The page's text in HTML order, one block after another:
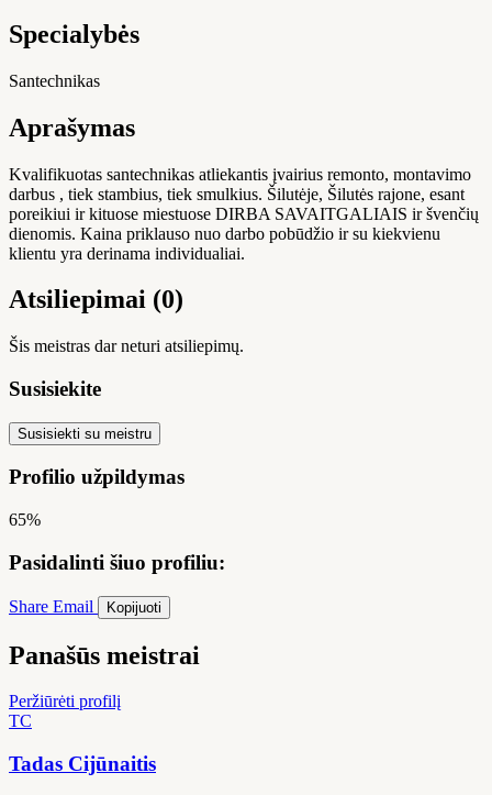
Specialybės
Santechnikas
Aprašymas
Kvalifikuotas santechnikas atliekantis įvairius remonto, montavimo
darbus , tiek stambius, tiek smulkius. Šilutėje, Šilutės rajone, esant
poreikiui ir kituose miestuose DIRBA SAVAITGALIAIS ir švenčių
dienomis. Kaina priklauso nuo darbo pobūdžio ir su kiekvienu
klientu yra derinama individualiai.
Atsiliepimai (0)
Šis meistras dar neturi atsiliepimų.
Susisiekite
Susisiekti su meistru
Profilio užpildymas
65%
Pasidalinti šiuo profiliu:
Share Email Kopijuoti
Panašūs meistrai
Peržiūrėti profilį
TC
Tadas Cijūnaitis